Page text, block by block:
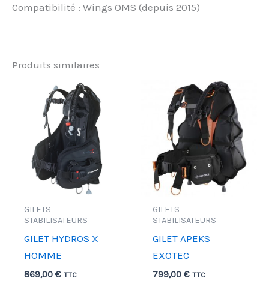
Compatibilité : Wings OMS (depuis 2015)
Produits similaires
GILETS
STABILISATEURS
GILET HYDROS X
HOMME
869,00€ TTC
GILETS
STABILISATEURS
GILET APEKS
EXOTEC
799,00€ TTC